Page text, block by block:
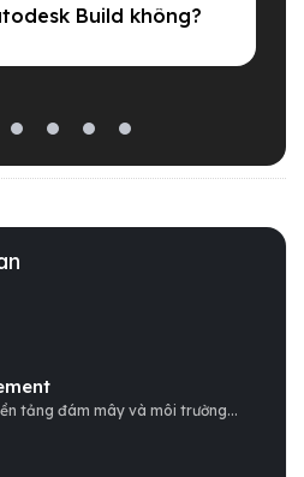
Build không?
tảng đám mây và môi trường...